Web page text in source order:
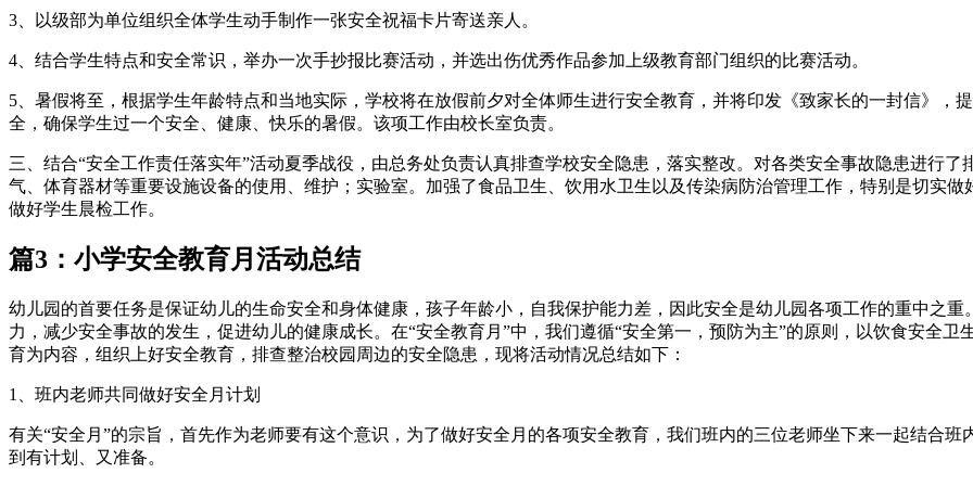
3、以级部为单位组织全体学生动手制作一张安全祝福卡片寄送亲人。
4、结合学生特点和安全常识，举办一次手抄报比赛活动，并选出伤优秀作品参加上级教育部门组织的比赛活动。
5、暑假将至，根据学生年龄特点和当地实际，学校将在放假前夕对全体师生进行安全教育，并将印发《致家长的一封信》，
全，确保学生过一个安全、健康、快乐的暑假。该项工作由校长室负责。
三、结合“安全工作责任落实年”活动夏季战役，由总务处负责认真排查学校安全隐患，落实整改。对各类安全事故隐患进行
气、体育器材等重要设施设备的使用、维护；实验室。加强了食品卫生、饮用水卫生以及传染病防治管理工作，特别是切实
做好学生晨检工作。
篇3：小学安全教育月活动总结
幼儿园的首要任务是保证幼儿的生命安全和身体健康，孩子年龄小，自我保护能力差，因此安全是幼儿园各项工作的重中之
力，减少安全事故的发生，促进幼儿的健康成长。在“安全教育月”中，我们遵循“安全第一，预防为主”的原则，以饮食安全
育为内容，组织上好安全教育，排查整治校园周边的安全隐患，现将活动情况总结如下：
1、班内老师共同做好安全月计划
有关“安全月”的宗旨，首先作为老师要有这个意识，为了做好安全月的各项安全教育，我们班内的三位老师坐下来一起结合
到有计划、又准备。